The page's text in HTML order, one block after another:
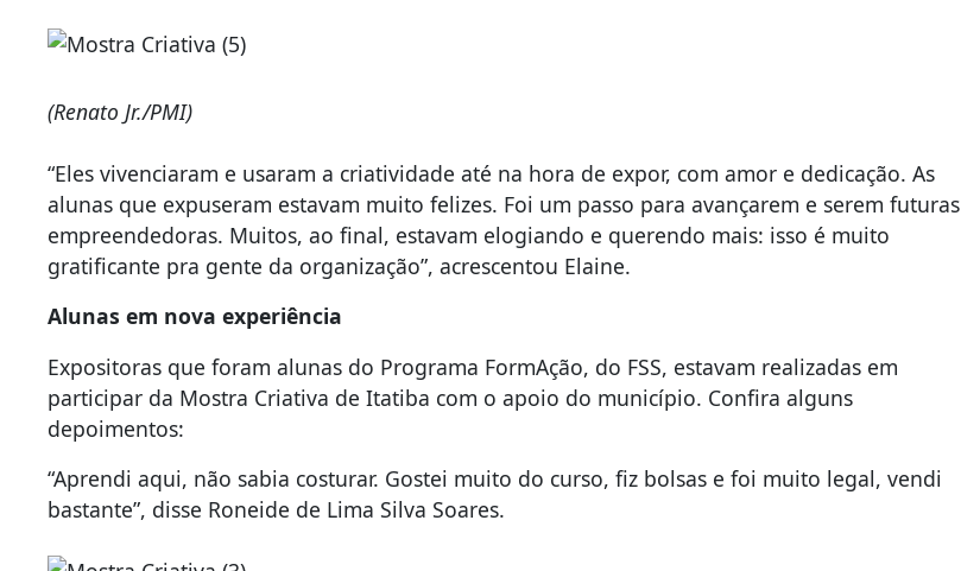
(Renato Jr./PMI)
“Eles vivenciaram e usaram a criatividade até na hora de expor, com amor e dedicação. As
alunas que expuseram estavam muito felizes. Foi um passo para avançarem e serem futuras
empreendedoras. Muitos, ao final, estavam elogiando e querendo mais: isso é muito
gratificante pra gente da organização”, acrescentou Elaine.
Alunas em nova experiência
Expositoras que foram alunas do Programa FormAção, do FSS, estavam realizadas em
participar da Mostra Criativa de Itatiba com o apoio do município. Confira alguns
depoimentos:
“Aprendi aqui, não sabia costurar. Gostei muito do curso, fiz bolsas e foi muito legal, vendi
bastante”, disse Roneide de Lima Silva Soares.